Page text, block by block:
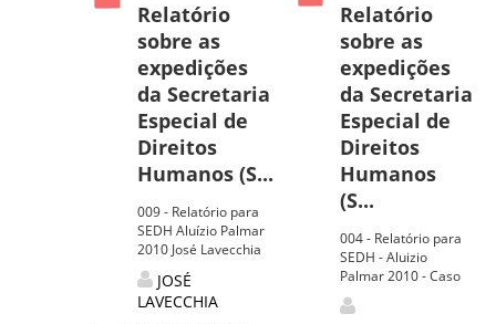
Relatório
sobre as
expedições
da Secretaria
Especial de
Direitos
Humanos (S...
009 - Relatório para
SEDH Aluízio Palmar
2010 José Lavecchia
JOSÉ
LAVECCHIA
Relatório
sobre as
expedições
da Secretaria
Especial de
Direitos
Humanos
(S...
004 - Relatório para
SEDH - Aluizio
Palmar 2010 - Caso